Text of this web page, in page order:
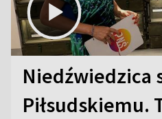
Niedźwiedzica
Piłsudskiemu.